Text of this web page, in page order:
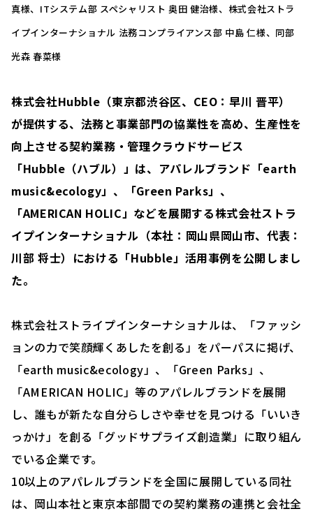
真様、ITシステム部 スペシャリスト 奥田 健治様、株式会社ストラ
イプインターナショナル 法務コンプライアンス部 中島 仁様、同部
光森 春菜様
株式会社Hubble（東京都渋谷区、CEO：早川 晋平）
が提供する、法務と事業部門の協業性を高め、生産性を
向上させる契約業務・管理クラウドサービス
「Hubble（ハブル）」は、アパレルブランド「earth
music&ecology」、「Green Parks」、
「AMERICAN HOLIC」などを展開する株式会社ストラ
イプインターナショナル（本社：岡山県岡山市、代表：
川部 将士）における「Hubble」活用事例を公開しまし
た。
株式会社ストライプインターナショナルは、「ファッシ
ョンの力で笑顔輝くあしたを創る」をパーパスに掲げ、
「earth music&ecology」、「Green Parks」、
「AMERICAN HOLIC」等のアパレルブランドを展開
し、誰もが新たな自分らしさや幸せを見つける「いいき
っかけ」を創る「グッドサプライズ創造業」に取り組ん
でいる企業です。
10以上のアパレルブランドを全国に展開している同社
は、岡山本社と東京本部間での契約業務の連携と会社全